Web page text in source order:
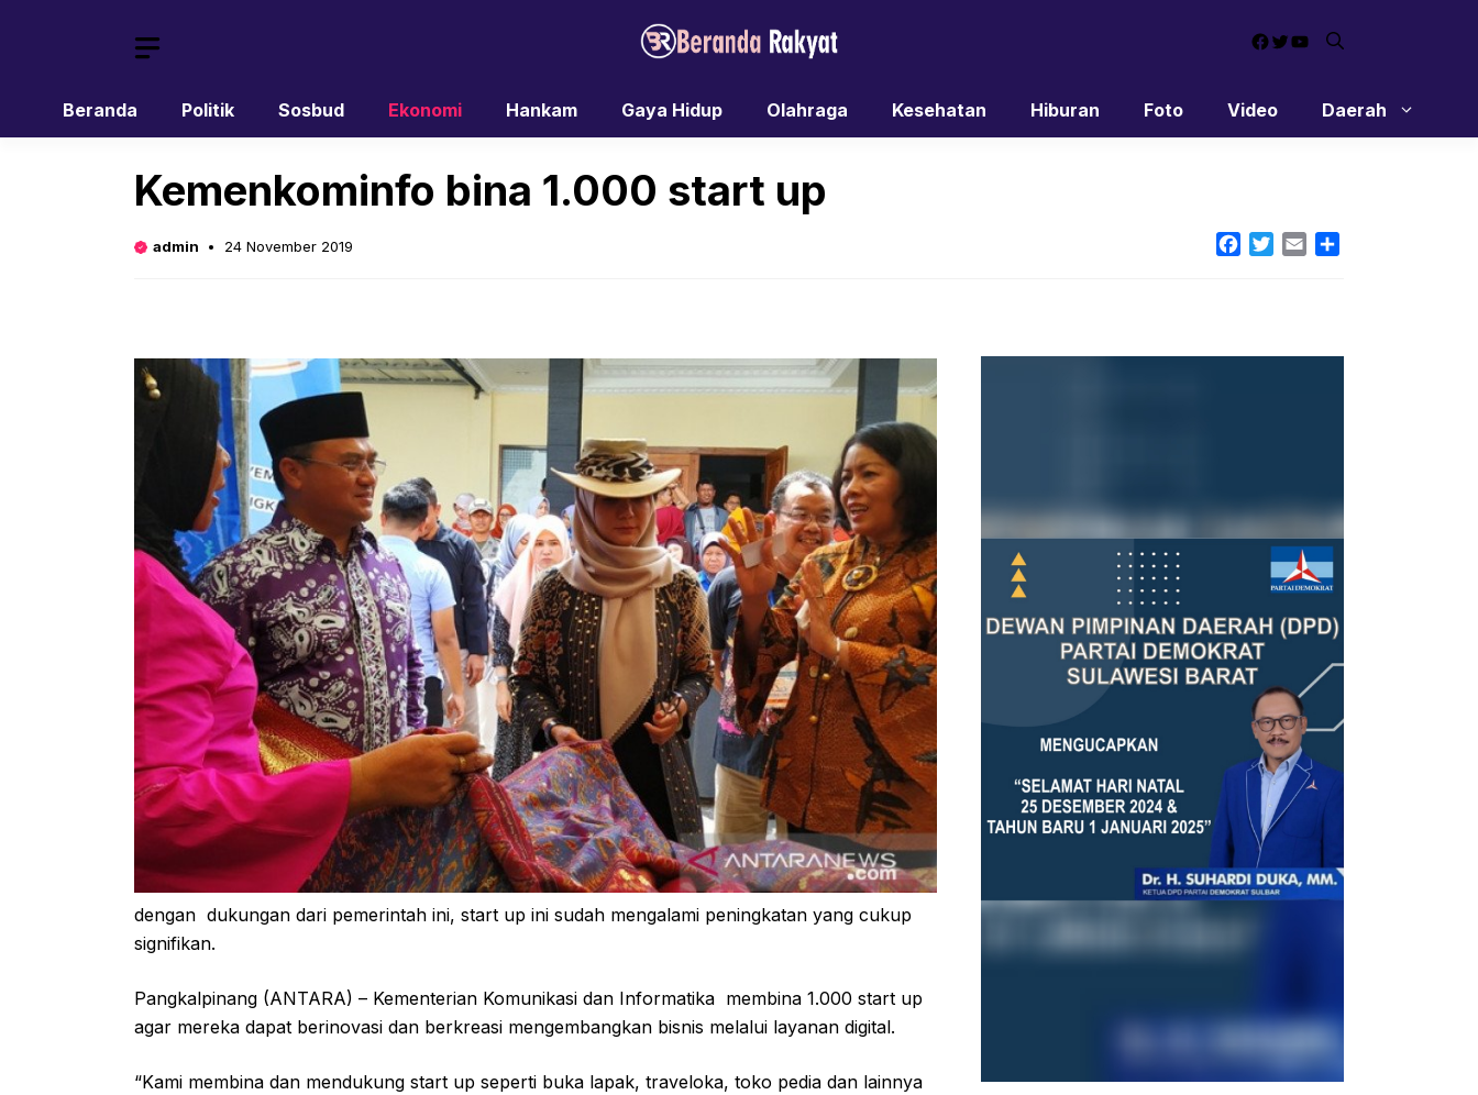
Facebook
Twitter
YouTube
Beranda Politik Sosbud Ekonomi Hankam Gaya Hidup Olahraga Kesehatan Hiburan Foto Video Daerah
Kemenkominfo bina 1.000 start up
admin 24 November 2019 Facebook
TwitterEmail
dengan dukungan dari pemerintah ini, start up ini sudah mengalami peningkatan yang cukup
signifikan.
Pangkalpinang (ANTARA) – Kementerian Komunikasi dan Informatika membina 1.000 start up
agar mereka dapat berinovasi dan berkreasi mengembangkan bisnis melalui layanan digital.
“Kami membina dan mendukung start up seperti buka lapak, traveloka, toko pedia dan lainnya